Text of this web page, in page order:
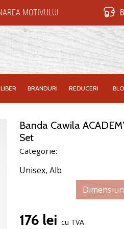
MOTIVULUI
BRANDURI REDUCERI
Banda Cawila
Set
Categorie:
Unisex, Alb
176 lei cu TVA